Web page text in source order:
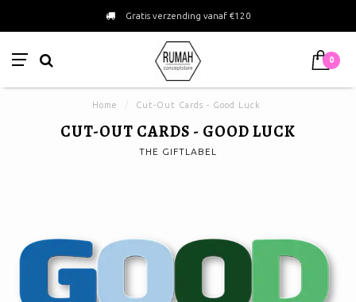
Gratis verzending vanaf €120
0
Home Cut-Out Cards - Good Luck
CUT-OUT CARDS - GOOD LUCK
THE GIFTLABEL